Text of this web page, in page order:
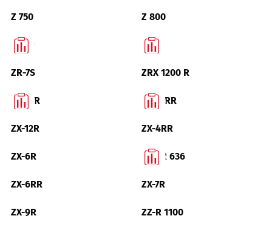
Z 750 Z 800
Z 900 Z H2
ZR-7S ZRX 1200 R
ZX-10R ZX-10RR
ZX-12R ZX-4RR
ZX-6R ZX-6R 636
ZX-6RR ZX-7R
ZX-9R ZZ-R 1100